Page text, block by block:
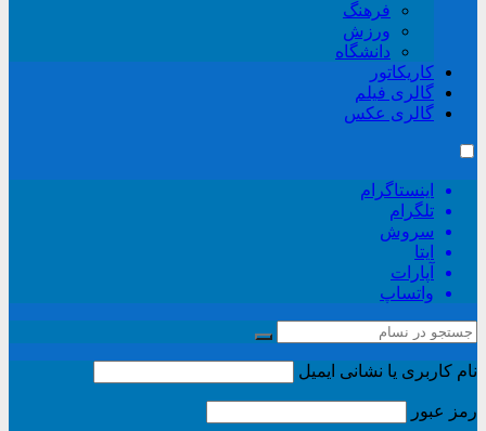
فرهنگ
ورزش
دانشگاه
کاریکاتور
گالری فیلم
گالری عکس
اینستاگرام
تلگرام
سروش
ایتا
آپارات
واتساپ
نام کاربری یا نشانی ایمیل
رمز عبور